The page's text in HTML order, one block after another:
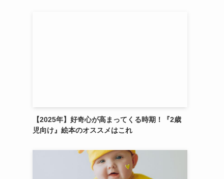
【2025年】好奇心が高まってくる時期！『2歳
児向け』絵本のオススメはこれ